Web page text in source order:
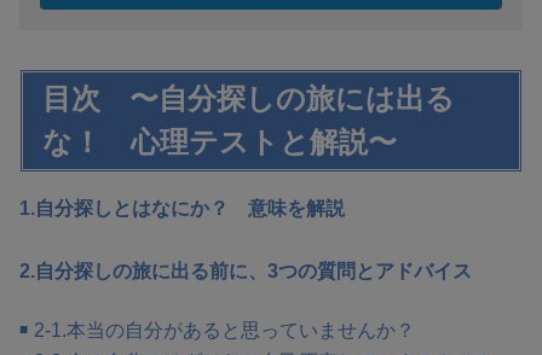
目次 〜自分探しの旅には出る
な！ 心理テストと解説〜
1.自分探しとはなにか？ 意味を解説
2.自分探しの旅に出る前に、3つの質問とアドバイス
2-1.本当の自分があると思っていませんか？